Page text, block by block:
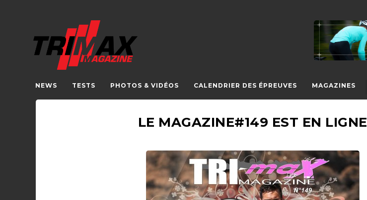
NEWS TESTS PHOTOS & VIDÉOS CALENDRIER DES ÉPREUVES MAGAZINES
LE MAGAZINE#149 EST EN LIGNE